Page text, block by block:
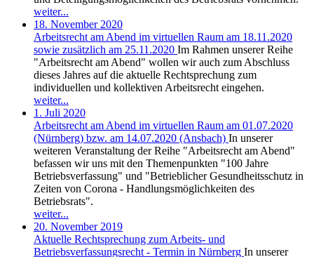
weiter...
18. November 2020
Arbeitsrecht am Abend im virtuellen Raum am 18.11.2020
sowie zusätzlich am 25.11.2020 Im Rahmen unserer Reihe
"Arbeitsrecht am Abend" wollen wir auch zum Abschluss
dieses Jahres auf die aktuelle Rechtsprechung zum
individuellen und kollektiven Arbeitsrecht eingehen.
weiter...
1. Juli 2020
Arbeitsrecht am Abend im virtuellen Raum am 01.07.2020
(Nürnberg) bzw. am 14.07.2020 (Ansbach) In unserer
weiteren Veranstaltung der Reihe "Arbeitsrecht am Abend"
befassen wir uns mit den Themenpunkten "100 Jahre
Betriebsverfassung" und "Betrieblicher Gesundheitsschutz in
Zeiten von Corona - Handlungsmöglichkeiten des
Betriebsrats".
weiter...
20. November 2019
Aktuelle Rechtsprechung zum Arbeits- und
Betriebsverfassungsrecht - Termin in Nürnberg In unserer